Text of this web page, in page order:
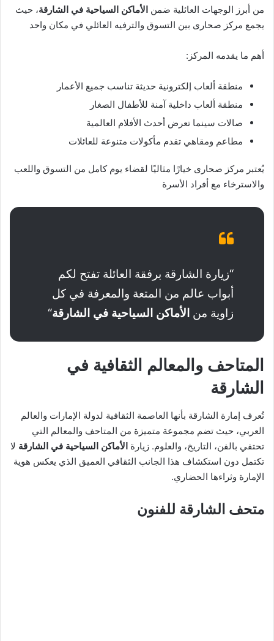
من أبرز الوجهات العائلية ضمن الأماكن السياحية في الشارقة، حيث
يجمع مركز صحارى بين التسوق والترفيه العائلي في مكان واحد
أهم ما يقدمه المركز:
منطقة ألعاب إلكترونية حديثة تناسب جميع الأعمار
منطقة ألعاب داخلية آمنة للأطفال الصغار
صالات سينما تعرض أحدث الأفلام العالمية
مطاعم ومقاهي تقدم مأكولات متنوعة للعائلات
يُعتبر مركز صحارى خيارًا مثاليًا لقضاء يوم كامل من التسوق واللعب
والاسترخاء مع أفراد الأسرة
“زيارة الشارقة برفقة العائلة تفتح لكم
أبواب عالم من المتعة والمعرفة في كل
زاوية من الأماكن السياحية في الشارقة“
المتاحف والمعالم الثقافية في
الشارقة
تُعرف إمارة الشارقة بأنها العاصمة الثقافية لدولة الإمارات والعالم
العربي، حيث تضم مجموعة متميزة من المتاحف والمعالم التي
تحتفي بالفن، التاريخ، والعلوم. زيارة الأماكن السياحية في الشارقة لا
تكتمل دون استكشاف هذا الجانب الثقافي العميق الذي يعكس هوية
الإمارة وثراءها الحضاري.
متحف الشارقة للفنون